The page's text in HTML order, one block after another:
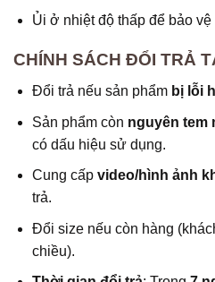
Ủi ở nhiệt độ thấp để bảo vệ
CHÍNH SÁCH ĐỔI TRẢ
Đổi trả nếu sản phẩm bị lỗi
Sản phẩm còn nguyên tem
có dấu hiệu sử dụng.
Cung cấp video/hình ảnh
trả.
Đổi size nếu còn hàng
chiều).